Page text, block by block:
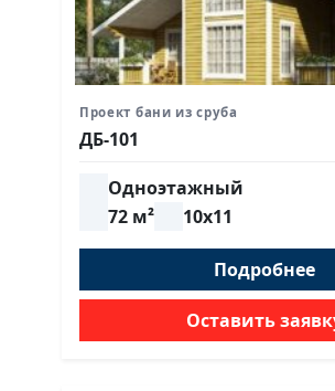
Проект бани из сруба
ДБ-101
Одноэтажный
72 м²
10х11
Подробнее
Оставить